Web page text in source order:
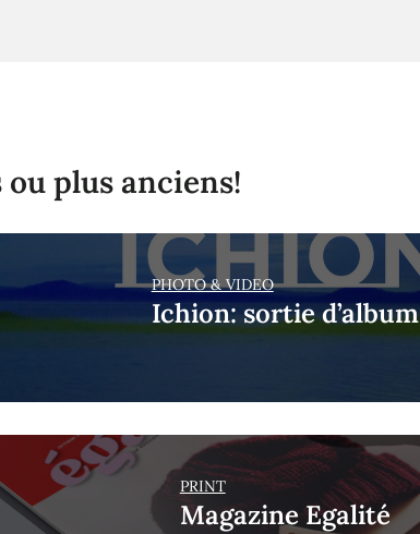
plus anciens!
PHOTO & VIDEO
Ichion: sortie d’album
PRINT
Magazine Egalité